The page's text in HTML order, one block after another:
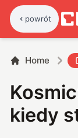
powrót
Home
kiedy